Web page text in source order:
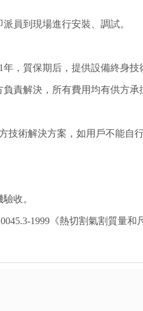
員到現場進行安裝、調試。
，質保期后，提供設備終身技
責解決，所有費用均有供方承
技術解決方案，如用戶不能自
收。
1999《熱切割氣割質量和